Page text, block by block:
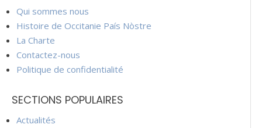
Qui sommes nous
Histoire de Occitanie País Nòstre
La Charte
Contactez-nous
Politique de confidentialité
SECTIONS POPULAIRES
Actualités